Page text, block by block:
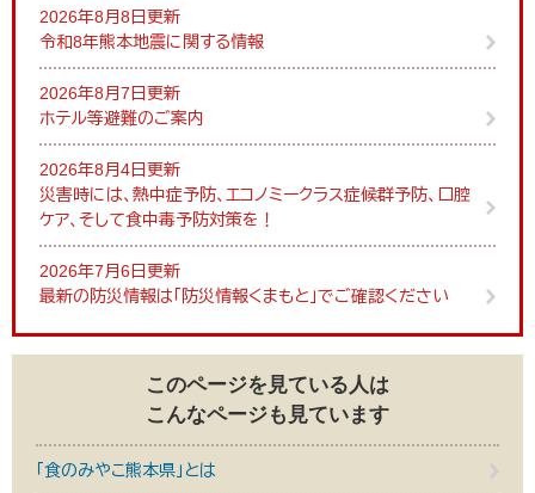
2026年8月8日更新
令和8年熊本地震に関する情報
2026年8月7日更新
ホテル等避難のご案内
2026年8月4日更新
災害時には、熱中症予防、エコノミークラス症候群予防、口腔
ケア、そして食中毒予防対策を！
2026年7月6日更新
最新の防災情報は「防災情報くまもと」でご確認ください
このページを見ている人は
こんなページも見ています
「食のみやこ熊本県」とは